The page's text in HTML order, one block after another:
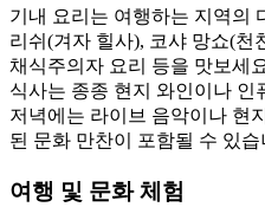
기내 요리는 여행하는 지역의
리쉬(겨자 힐사), 코샤 망쇼(천
채식주의자 요리 등을 맛보세
식사는 종종 현지 와인이나
저녁에는 라이브 음악이나 현
된 문화 만찬이 포함될 수 있습
여행 및 문화 체험